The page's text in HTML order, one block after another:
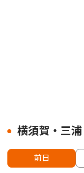
横須賀・三
前日